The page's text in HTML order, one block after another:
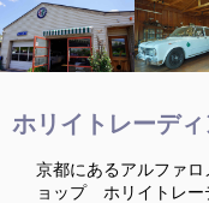
ホリイトレーデ
京都にあるアルファ
ョップ ホリイトレー